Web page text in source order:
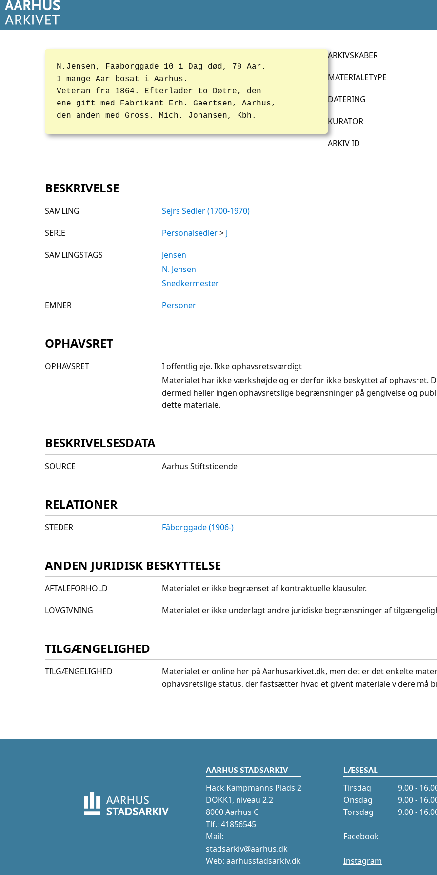
N.Jensen, Faaborggade 10 i Dag død, 78 Aar.
I mange Aar bosat i Aarhus.
Veteran fra 1864. Efterlader to Døtre, den
ene gift med Fabrikant Erh. Geertsen, Aarhus,
den anden med Gross. Mich. Johansen, Kbh.
ARKIVSKABER
MATERIALETYPE
DATERING
KURATOR
ARKIV ID
BESKRIVELSE
SAMLING Sejrs Sedler (1700-1970)
SERIE Personalsedler> J
SAMLINGSTAGS
Jensen
N. Jensen
Snedkermester
EMNER Personer
OPHAVSRET
OPHAVSRET
I offentlig eje. Ikke ophavsretsværdigt
Materialet har ikke værkshøjde og er derfor ikke beskyttet af ophavsret.
dermed heller ingen ophavsretslige begrænsninger på gengivelse og
dette materiale.
BESKRIVELSESDATA
SOURCE Aarhus Stiftstidende
RELATIONER
STEDER Fåborggade (1906-)
ANDEN JURIDISK BESKYTTELSE
AFTALEFORHOLD Materialet er ikke begrænset af kontraktuelle klausuler.
LOVGIVNING Materialet er ikke underlagt andre juridiske begrænsninger af
TILGÆNGELIGHED
TILGÆNGELIGHED
Materialet er online her på Aarhusarkivet.dk, men det er det enkelte
ophavsretslige status, der fastsætter, hvad et givent materiale videre må
AARHUS STADSARKIV
Hack Kampmanns Plads 2
DOKK1, niveau 2.2
8000 Aarhus C
Tlf.: 41856545
Mail:
stadsarkiv@aarhus.dk
Web: aarhusstadsarkiv.dk
LÆSESAL
Tirsdag
9.00 -
Onsdag
9.00 -
Torsdag
9.00 -
Facebook
Instagram